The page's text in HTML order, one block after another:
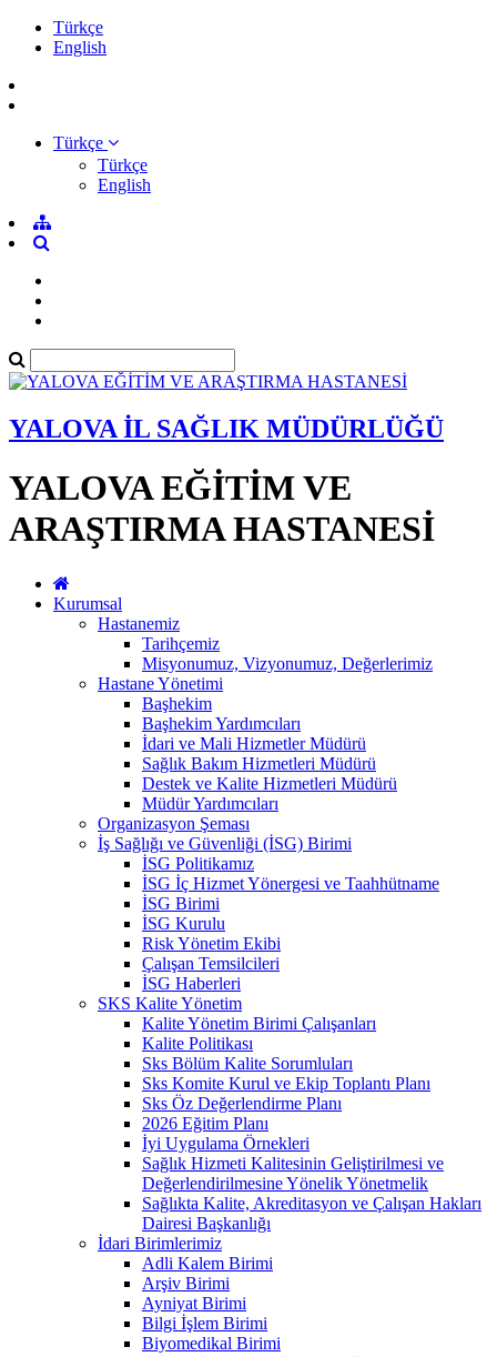
Türkçe
English
Türkçe
Türkçe
English
YALOVA İL SAĞLIK MÜDÜRLÜĞÜ
YALOVA EĞİTİM VE
ARAŞTIRMA HASTANESİ
Kurumsal
Hastanemiz
Tarihçemiz
Misyonumuz, Vizyonumuz, Değerlerimiz
Hastane Yönetimi
Başhekim
Başhekim Yardımcıları
İdari ve Mali Hizmetler Müdürü
Sağlık Bakım Hizmetleri Müdürü
Destek ve Kalite Hizmetleri Müdürü
Müdür Yardımcıları
Organizasyon Şeması
İş Sağlığı ve Güvenliği (İSG) Birimi
İSG Politikamız
İSG İç Hizmet Yönergesi ve Taahhütname
İSG Birimi
İSG Kurulu
Risk Yönetim Ekibi
Çalışan Temsilcileri
İSG Haberleri
SKS Kalite Yönetim
Kalite Yönetim Birimi Çalışanları
Kalite Politikası
Sks Bölüm Kalite Sorumluları
Sks Komite Kurul ve Ekip Toplantı Planı
Sks Öz Değerlendirme Planı
2026 Eğitim Planı
İyi Uygulama Örnekleri
Sağlık Hizmeti Kalitesinin Geliştirilmesi ve
Değerlendirilmesine Yönelik Yönetmelik
Sağlıkta Kalite, Akreditasyon ve Çalışan Hakları
Dairesi Başkanlığı
İdari Birimlerimiz
Adli Kalem Birimi
Arşiv Birimi
Ayniyat Birimi
Bilgi İşlem Birimi
Biyomedikal Birimi